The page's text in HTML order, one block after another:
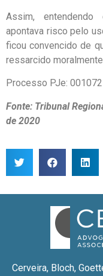
Assim,
apontava risco pelo
ficou convencido de
ressarcido
Processo PJe:
Fonte: Tribunal
de 2020
Cerveira, Bloch,